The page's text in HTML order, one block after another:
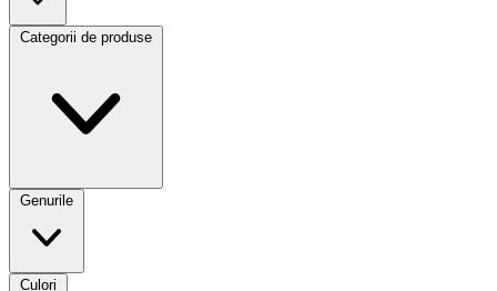
Categorii de produse
Genurile
Culori